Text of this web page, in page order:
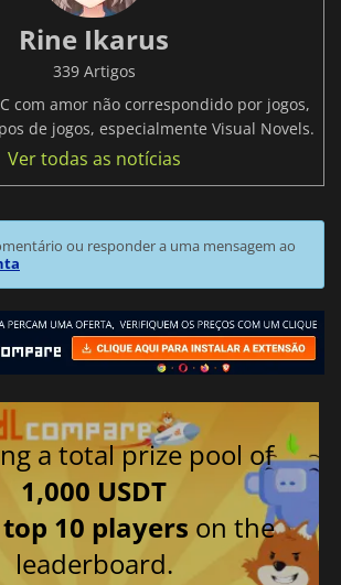
Rine Ikarus
339 Artigos
com amor não correspondido por jogos,
de jogos, especialmente Visual Novels.
Ver todas as notícias
ou responder a uma mensagem ao
a total prize pool of
1,000 USDT
top 10 players on the
leaderboard.